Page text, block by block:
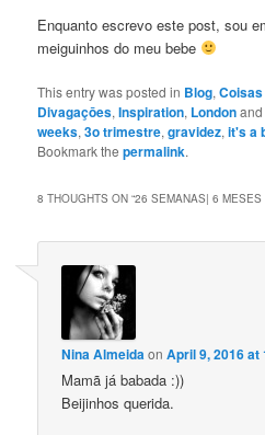
Enquanto escrevo este post, sou
meiguinhos do meu bebe
This entry was posted in Blog,
Divagaçōes,Inspiration, London
weeks,3o trimestre,gravidez,it's a
Bookmark thepermalink.
8 THOUGHTS ON “26 SEMANAS| 6 MESES
Nina AlmeidaonApril 9, 2016 at
Mamã já babada :))
Beijinhos querida.